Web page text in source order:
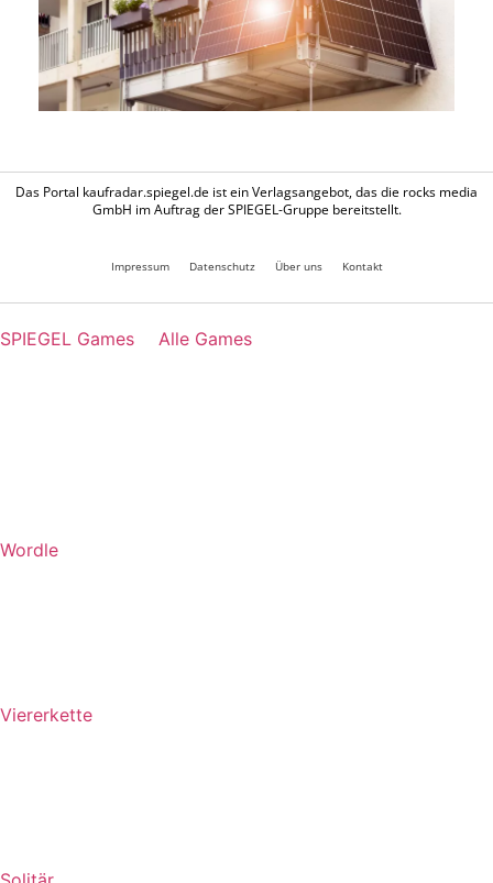
Das Portal kaufradar.spiegel.de ist ein Verlagsangebot, das die rocks media
GmbH im Auftrag der SPIEGEL-Gruppe bereitstellt.
Impressum Datenschutz Über uns Kontakt
SPIEGEL Games Alle Games
Wordle
Viererkette